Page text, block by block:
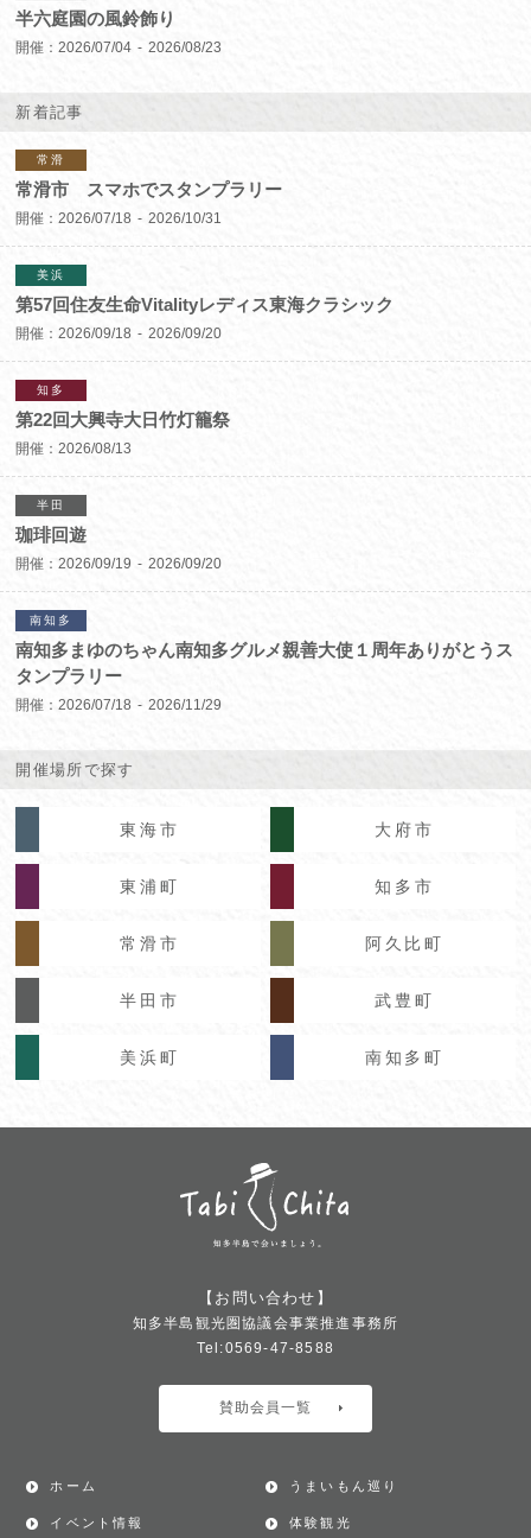
半六庭園の風鈴飾り
開催：2026/07/04 2026/08/23
新着記事
常滑
常滑市 スマホでスタンプラリー
開催：2026/07/18 2026/10/31
美浜
第57回住友生命Vitalityレディス東海クラシック
開催：2026/09/18 2026/09/20
知多
第22回大興寺大日竹灯籠祭
開催：2026/08/13
半田
珈琲回遊
開催：2026/09/19 2026/09/20
南知多
南知多まゆのちゃん南知多グルメ親善大使１周年ありがとうス
タンプラリー
開催：2026/07/18 2026/11/29
開催場所で探す
東海市 大府市
東浦町 知多市
常滑市 阿久比町
半田市 武豊町
美浜町 南知多町
【お問い合わせ】
知多半島観光圏協議会事業推進事務所
Tel:0569-47-8588
賛助会員一覧
ホーム うまいもん巡り
イベント情報 体験観光